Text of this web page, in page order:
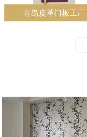
青岛皮革门板工厂